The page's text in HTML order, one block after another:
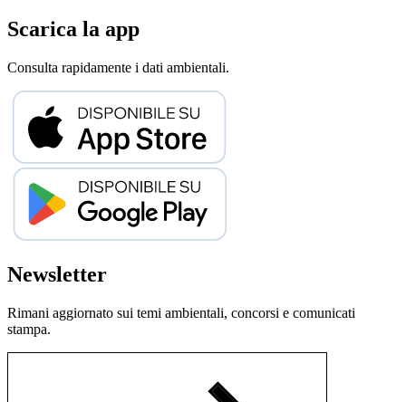
Scarica la app
Consulta rapidamente i dati ambientali.
Newsletter
Rimani aggiornato sui temi ambientali, concorsi e comunicati
stampa.